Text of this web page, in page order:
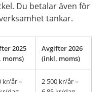
Du betalar även för
tankar.
2025
moms)
Avgifter 2026
(inkl. moms)
kr/år =
2 500 kr/år =